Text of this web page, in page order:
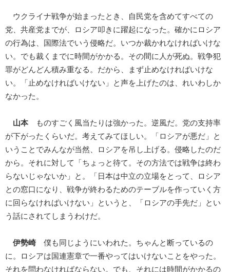
ウクライナ戦争が始まったとき、自民党を含めてすべての
党、共産党までが、ロシア叩きに躍起になった。確かにロシア
の行為は、国際法でいう侵略だ。いつか裁かれなければいけな
い。でも裁くまでに時間がかかる。その間に人が死ぬ。戦争犯
罪がどんどん積み重なる。だから、まず止めなければいけな
い。「止めなければいけない」と声を上げたのは、れいわしか
なかった。
山本
ものすごく風当たりは強かった。逆風だ。党の支持率
が下がったくらいだ。考えてみてほしい。「ロシアが悪だ」と
いうことでみんなが当然、ロシアを吊し上げる。侵略したのだ
から。それに対して「ちょっと待て。その方法では戦争は終わ
らないじゃないか」と。「日本は中立の立場をとって、ロシア
との窓口になり、戦争が終わるためのテーブルを作っていく方
に回らなければいけない」というと、「ロシアの手先だ」とい
う話にされてしまうわけだ。
伊勢崎僕も同じようにいわれた。ちゃんと断っているの
に。ロシアは国連憲章で一番やってはいけないことをやった。
それを問わなければならない。でも、それには時間がかかるの